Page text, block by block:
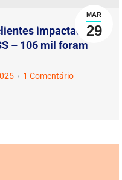
MAR
29
impactados
– 106 mil foram
1 Comentário